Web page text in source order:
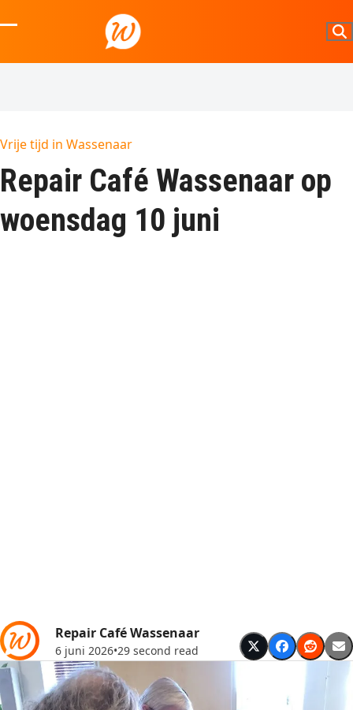
to
mobile
mobile
Vrije tijd in Wassenaar
Repair Café Wassenaar op
woensdag 10 juni
Repair Café Wassenaar
6 juni 2026•29 second read